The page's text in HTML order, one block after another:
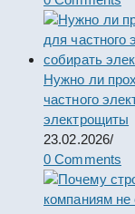
Нужно ли
частного
электрощиты
23.02.2026/
0 Comments